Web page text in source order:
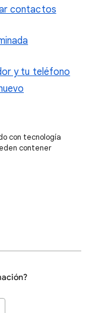
contactos
y tu teléfono
con tecnología
contener